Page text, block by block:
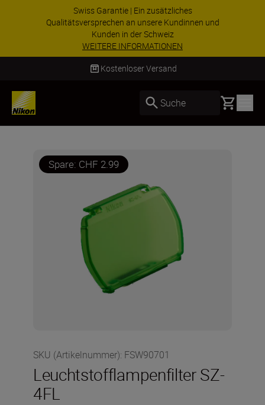
Swiss Garantie | Ein zusätzliches
Qualitätsversprechen an unsere Kundinnen und
Kunden in der Schweiz
WEITERE INFORMATIONEN
Kostenloser Versand
Suche Basket
Spare: CHF 2.99
SKU (Artikelnummer): FSW90701
Leuchtstofflampenfilter SZ-
4FL